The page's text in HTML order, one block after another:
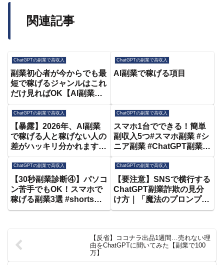
関連記事
ChatGPTの副業で高収入
副業初心者が今からでも最
短で稼げるジャンルはこれ
だけ見ればOK【AI副業】
ChatGPTの副業で高収入
AI副業で稼げる項目
ChatGPTの副業で高収入
【暴露】2026年、AI副業
で稼げる人と稼げない人の
差がハッキリ分かれます。
AI時代に本当に成果を出す
副業戦略を徹底解説しまし
た。【AI副業】
【chatGPT】
ChatGPTの副業で高収入
スマホ1台でできる！簡単
副収入5つ#スマホ副業 #シ
ニア副業 #ChatGPT副業 #
遣い稼ぎ #shorts
ChatGPTの副業で高収入
【30秒副業診断④】パソコ
ン苦手でもOK！スマホで
稼げる副業3選 #shorts
#30秒副業診断 #ai副業
ChatGPTの副業で高収入
【要注意】SNSで横行する
ChatGPT副業詐欺の見分
け方｜「魔法のプロンプ
ト」に騙されるな！
【反省】ココナラ出品1週間…売れない理
由をChatGPTに聞いてみた【副業で100
万】